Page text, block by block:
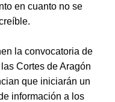
en cuanto no se
la convocatoria de
Cortes de Aragón
que iniciarán un
información a los